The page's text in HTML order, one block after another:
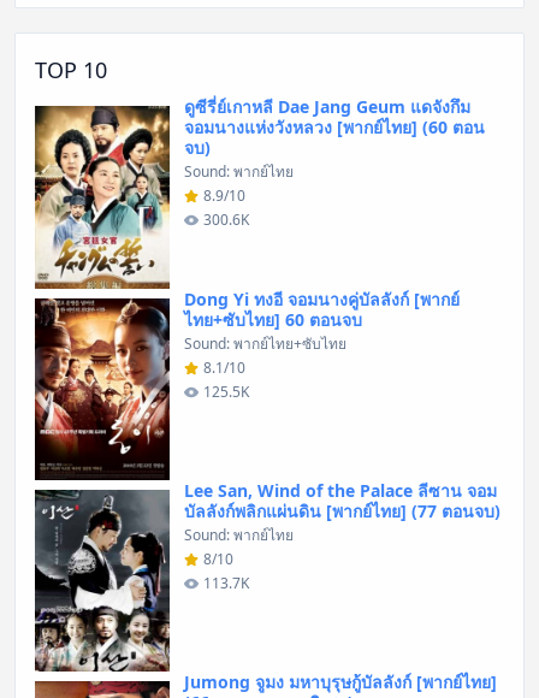
TOP 10
ดูซีรี่ย์เกาหลี Dae Jang Geum แดจังกึม
จอมนางแห่งวังหลวง [พากย์ไทย] (60 ตอน
จบ)
Sound: พากย์ไทย
8.9/10
300.6K
Dong Yi ทงอี จอมนางคู่บัลลังก์ [พากย์
ไทย+ซับไทย] 60 ตอนจบ
Sound: พากย์ไทย+ซับไทย
8.1/10
125.5K
Lee San, Wind of the Palace ลีซาน จอม
บัลลังก์พลิกแผ่นดิน [พากย์ไทย] (77 ตอนจบ)
Sound: พากย์ไทย
8/10
113.7K
Jumong จูมง มหาบุรุษกู้บัลลังก์ [พากย์ไทย]